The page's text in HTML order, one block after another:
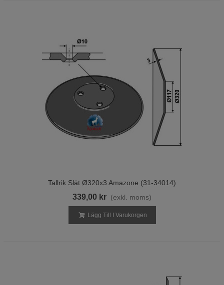
Tallrik Slät Ø320x3 Amazone (31-34014)
339,00 kr (exkl. moms)
Lägg Till I Varukorgen